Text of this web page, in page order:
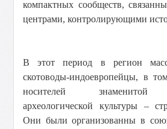
компактных сообществ,
центрами, контролирующими
В этот период в регион
скотоводы-индоевропейцы, в
носителей знаменитой
археологической культуры –
Они были организованны в